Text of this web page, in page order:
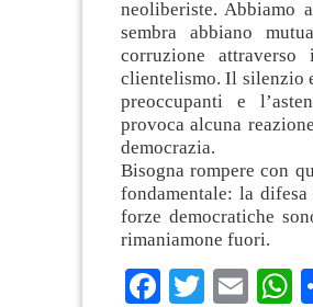
neoliberiste. Abbiamo
sembra abbiano
corruzione
clientelismo. Il silenzio
preoccupanti e
provoca alcuna
democrazia.
Bisogna rompere con
fondamentale: la
forze democratiche
rimaniamone fuori.
Facebook
Twitter